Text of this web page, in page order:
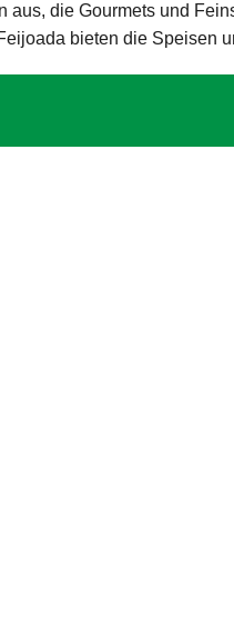
aus, die Gourmets und
bieten die Speisen